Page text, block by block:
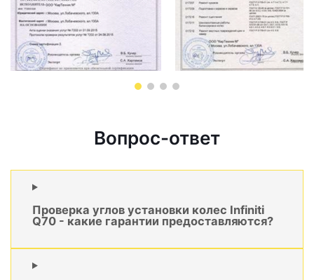
Вопрос-ответ
Проверка углов установки колес Infiniti
Q70 - какие гарантии предоставляются?